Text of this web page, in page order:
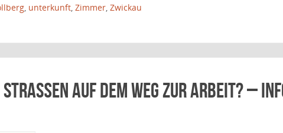
, unterkunft, Zimmer, Zwickau
auf dem Weg zur Arbeit? –